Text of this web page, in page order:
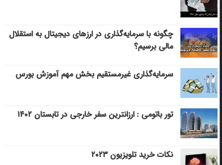
چگونه با سرمایه‌گذاری در ارزهای دیجیتال به استقلال
مالی برسیم؟
سرمایه‌گذاری غیرمستقیم بخش مهم آموزش بورس
تور باتومی : ارزانترین سفر خارجی در تابستان ۱۴۰۲
نکات خرید تلویزیون ۲۰۲۳